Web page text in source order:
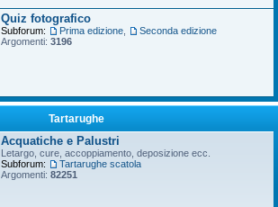
Quiz fotografico
Subforum: Prima edizione
Seconda edizione
Argomenti: 3196
Tartarughe
Acquatiche e Palustri
Letargo, cure, accoppiamento, deposizione ecc.
Subforum:
Tartarughe scatola
Argomenti: 82251